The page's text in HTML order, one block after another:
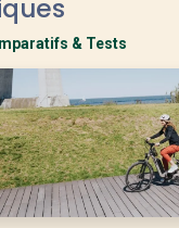
& Tests